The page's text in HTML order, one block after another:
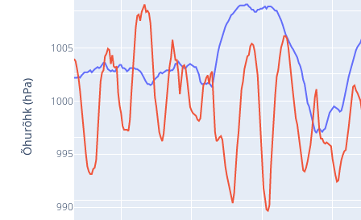
990
995
1000
1005
Õhurõhk (hPa)